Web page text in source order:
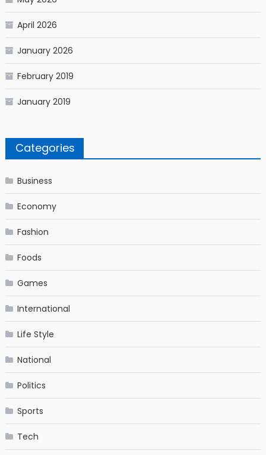
April 2026
January 2026
February 2019
January 2019
Categories
Business
Economy
Fashion
Foods
Games
International
Life Style
National
Politics
Sports
Tech